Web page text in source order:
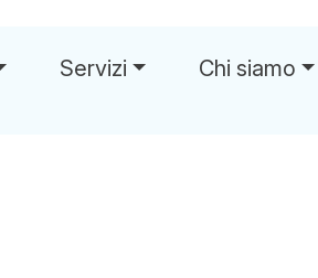
Servizi Chi siamo